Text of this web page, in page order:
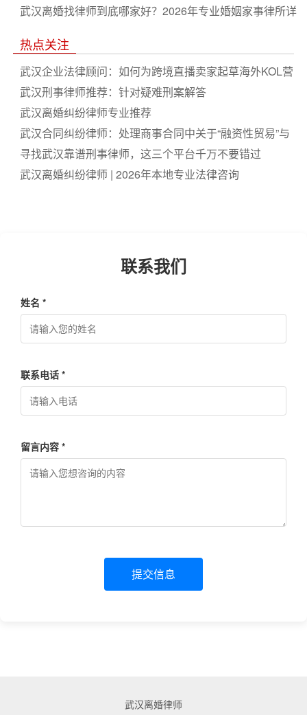
武汉离婚找律师到底哪家好？2026年专业婚姻家事律所详
热点关注
武汉企业法律顾问：如何为跨境直播卖家起草海外KOL营
销代运营合同？
武汉刑事律师推荐：针对疑难刑案解答
武汉离婚纠纷律师专业推荐
武汉合同纠纷律师：处理商事合同中关于“融资性贸易”与
“名为买卖实为借贷”
寻找武汉靠谱刑事律师，这三个平台千万不要错过
武汉离婚纠纷律师 | 2026年本地专业法律咨询
联系我们
姓名 *
联系电话 *
留言内容 *
提交信息
武汉离婚律师